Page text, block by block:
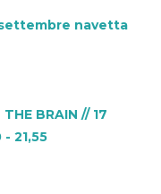
settembre navetta
BRAIN // 17
21,55